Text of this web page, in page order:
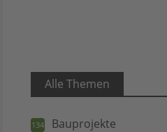
Alle Themen
134 Bauprojekte